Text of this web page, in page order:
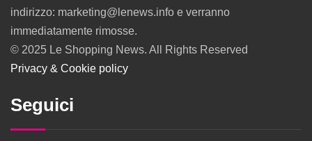
indirizzo: marketing@lenews.info e verranno
immediatamente rimosse.
© 2025 Le Shopping News. All Rights Reserved
Privacy & Cookie policy
Seguici